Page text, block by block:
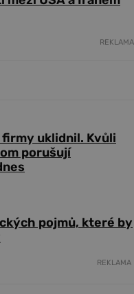
REKLAMA
firmy uklidnil. Kvůli
porušují
pojmů, které by
REKLAMA